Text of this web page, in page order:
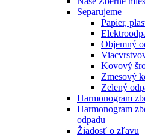
Separujeme
Papier,
Objemný
Kovový
Zmesový
Zelený
Harmonogram
Harmonogram
odpadu
Žiadosť o zľavu